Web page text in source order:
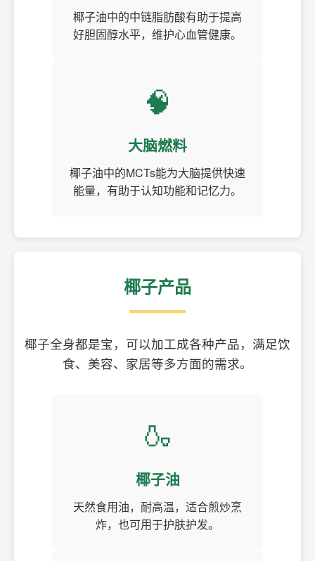
椰子油中的中链脂肪酸有助于提高
好胆固醇水平，维护心血管健康。
🧠
大脑燃料
椰子油中的MCTs能为大脑提供快速
能量，有助于认知功能和记忆力。
椰子产品
椰子全身都是宝，可以加工成各种产品，满足饮
食、美容、家居等多方面的需求。
🍶
椰子油
天然食用油，耐高温，适合煎炒烹
炸，也可用于护肤护发。